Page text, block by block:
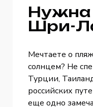
Нужна
Шри-
Мечтаете о
солнцем? Не
Турции,
российских
еще одно